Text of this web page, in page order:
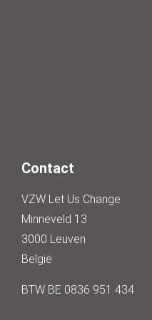
Contact
VZW Let Us Change
Minneveld 13
3000 Leuven
België
BTW BE 0836 951 434